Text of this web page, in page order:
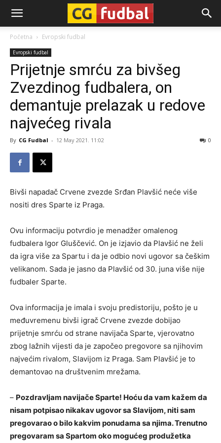
CG-
Fudbal
Početna Evropski fudbal
Evropski fudbal
Prijetnje smrću za bivšeg
Zvezdinog fudbalera, on
demantuje prelazak u redove
najvećeg rivala
By CG Fudbal - 12 May 2021. 11:02 0
Bivši napadač Crvene zvezde Srđan Plavšić neće više
nositi dres Sparte iz Praga.
Ovu informaciju potvrdio je menadžer omalenog
fudbalera Igor Gluščević. On je izjavio da Plavšić ne želi
da igra više za Spartu i da je odbio novi ugovor sa češkim
velikanom. Sada je jasno da Plavšić od 30. juna više nije
fudbaler Sparte.
Ova informacija je imala i svoju predistoriju, pošto je u
međuvremenu bivši igrač Crvene zvezde dobijao
prijetnje smrću od strane navijača Sparte, vjerovatno
zbog lažnih vijesti da je započeo pregovore sa njihovim
najvećim rivalom, Slavijom iz Praga. Sam Plavšić je to
demantovao na društvenim mrežama.
– Pozdravljam navijače Sparte! Hoću da vam kažem da
nisam potpisao nikakav ugovor sa Slavijom, niti sam
pregovarao o bilo kakvim ponudama sa njima. Trenutno
pregovaram sa Spartom oko mogućeg produžetka